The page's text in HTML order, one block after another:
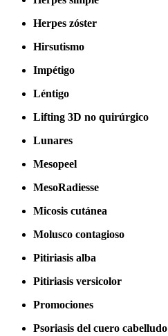
Herpes zóster
Hirsutismo
Impétigo
Léntigo
Lifting 3D no quirúrgico
Lunares
Mesopeel
MesoRadiesse
Micosis cutánea
Molusco contagioso
Pitiriasis alba
Pitiriasis versicolor
Promociones
Psoriasis del cuero cabelludo